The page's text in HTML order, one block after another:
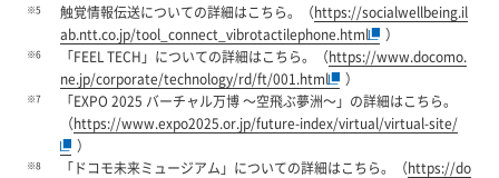
※5 触覚情報伝送についての詳細はこちら。（https://socialwellbeing.il
ab.ntt.co.jp/tool_connect_vibrotactilephone.html
）
※6 「FEEL TECH」についての詳細はこちら。（https://www.docomo.
ne.jp/corporate/technology/rd/ft/001.html
）
※7
「EXPO 2025 バーチャル万博 ～空飛ぶ夢洲～」の詳細はこちら。
（https://www.expo2025.or.jp/future-index/virtual/virtual-site/
）
※8 「ドコモ未来ミュージアム」についての詳細はこちら。（https://do